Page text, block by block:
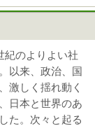
紀のよりよい社
以来、政治、国
激しく揺れ動く
日本と世界のあ
た。次々と起る